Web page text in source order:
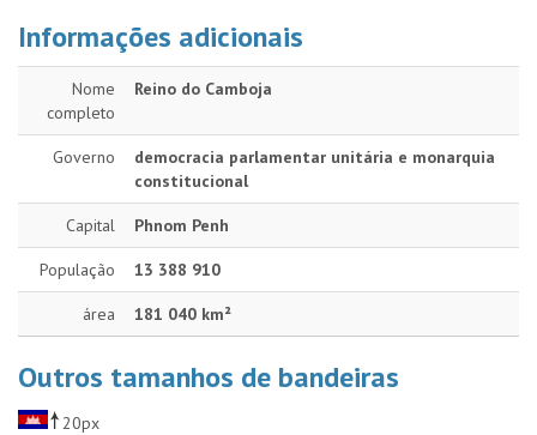
Informações adicionais
Nome
completo
Reino do Camboja
Governo
democracia parlamentar unitária e monarquia
constitucional
Capital Phnom Penh
População 13 388 910
área 181 040 km²
Outros tamanhos de bandeiras
20px